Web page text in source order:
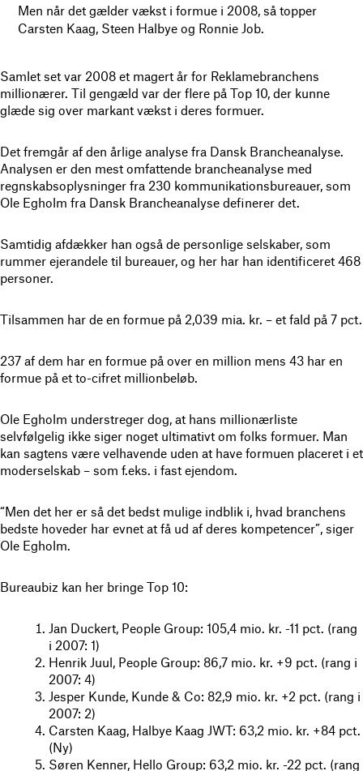
Men når det gælder vækst i formue i 2008, så topper
Carsten Kaag, Steen Halbye og Ronnie Job.
Samlet set var 2008 et magert år for Reklamebranchens
millionærer. Til gengæld var der flere på Top 10, der kunne
glæde sig over markant vækst i deres formuer.
Det fremgår af den årlige analyse fra Dansk Brancheanalyse.
Analysen er den mest omfattende brancheanalyse med
regnskabsoplysninger fra 230 kommunikationsbureauer, som
Ole Egholm fra Dansk Brancheanalyse definerer det.
Samtidig afdækker han også de personlige selskaber, som
rummer ejerandele til bureauer, og her har han identificeret 468
personer.
Tilsammen har de en formue på 2,039 mia. kr. – et fald på 7 pct.
237 af dem har en formue på over en million mens 43 har en
formue på et to-cifret millionbeløb.
Ole Egholm understreger dog, at hans millionærliste
selvfølgelig ikke siger noget ultimativt om folks formuer. Man
kan sagtens være velhavende uden at have formuen placeret i et
moderselskab – som f.eks. i fast ejendom.
“Men det her er så det bedst mulige indblik i, hvad branchens
bedste hoveder har evnet at få ud af deres kompetencer”, siger
Ole Egholm.
Bureaubiz kan her bringe Top 10:
Jan Duckert, People Group: 105,4 mio. kr. -11 pct. (rang
i 2007: 1)
Henrik Juul, People Group: 86,7 mio. kr. +9 pct. (rang i
2007: 4)
Jesper Kunde, Kunde & Co: 82,9 mio. kr. +2 pct. (rang i
2007: 2)
Carsten Kaag, Halbye Kaag JWT: 63,2 mio. kr. +84 pct.
(Ny)
Søren Kenner, Hello Group: 63,2 mio. kr. -22 pct. (rang